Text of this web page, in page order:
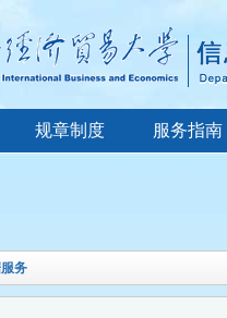
规章制度 服务指南
务